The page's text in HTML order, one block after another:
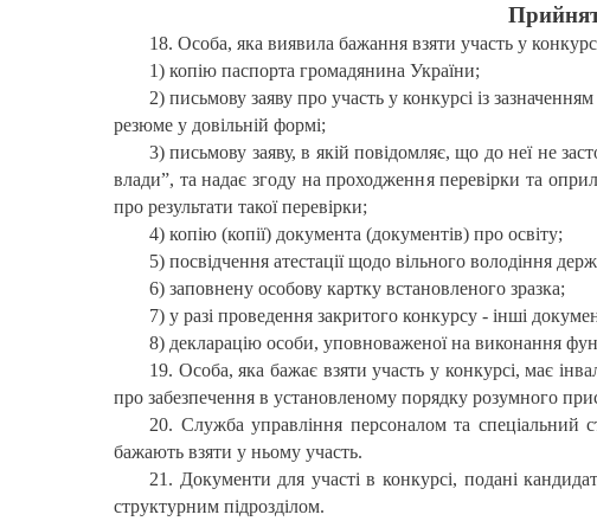
18. Особа, яка виявила бажання взяти участь у
1) копію паспорта громадянина України;
2) письмову заяву про участь у конкурсі із
резюме у довільній формі;
3) письмову заяву, в якій повідомляє, що до неї не
влади”, та надає згоду на проходження перевірки та
про результати такої перевірки;
4) копію (копії) документа (документів) про освіту;
5) посвідчення атестації щодо вільного володіння
6) заповнену особову картку встановленого зразка;
7) у разі проведення закритого конкурсу - інші
8) декларацію особи, уповноваженої на виконання
19. Особа, яка бажає взяти участь у конкурсі, має
про забезпечення в установленому порядку розумного
20. Служба управління персоналом та спеціальний
бажають взяти у ньому участь.
21. Документи для участі в конкурсі, подані
структурним підрозділом.